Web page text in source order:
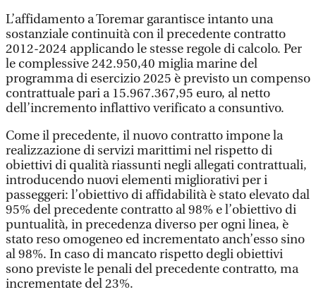
L’affidamento a Toremar garantisce intanto una
sostanziale continuità con il precedente contratto
2012-2024 applicando le stesse regole di calcolo. Per
le complessive 242.950,40 miglia marine del
programma di esercizio 2025 è previsto un compenso
contrattuale pari a 15.967.367,95 euro, al netto
dell’incremento inflattivo verificato a consuntivo.
Come il precedente, il nuovo contratto impone la
realizzazione di servizi marittimi nel rispetto di
obiettivi di qualità riassunti negli allegati contrattuali,
introducendo nuovi elementi migliorativi per i
passeggeri: l’obiettivo di affidabilità è stato elevato dal
95% del precedente contratto al 98% e l’obiettivo di
puntualità, in precedenza diverso per ogni linea, è
stato reso omogeneo ed incrementato anch’esso sino
al 98%. In caso di mancato rispetto degli obiettivi
sono previste le penali del precedente contratto, ma
incrementate del 23%.